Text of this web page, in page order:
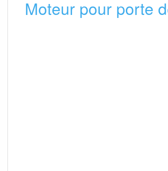
Moteur pour porte